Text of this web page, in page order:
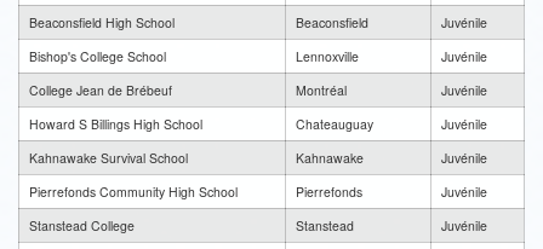
Beaconsfield High School
Beaconsfield
Juvénile
Bishop's College School
Lennoxville
Juvénile
College Jean de Brébeuf
Montréal
Juvénile
Howard S Billings High School
Chateauguay
Juvénile
Kahnawake Survival School
Kahnawake
Juvénile
Pierrefonds Community High School
Pierrefonds
Juvénile
Stanstead College
Stanstead
Juvénile